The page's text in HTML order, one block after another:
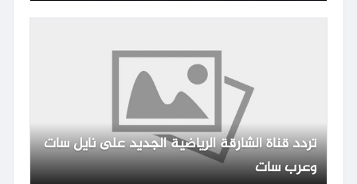
تردد قناة الشارقة الرياضية الجديد على نايل سات
وعرب سات